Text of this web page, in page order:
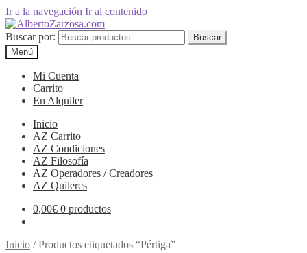
Ir a la navegación Ir al contenido
Buscar por:
Buscar
Menú
Mi Cuenta
Carrito
En Alquiler
Inicio
AZ Carrito
AZ Condiciones
AZ Filosofía
AZ Operadores / Creadores
AZ Quileres
0,00€ 0 productos
Inicio /Productos etiquetados “Pértiga”